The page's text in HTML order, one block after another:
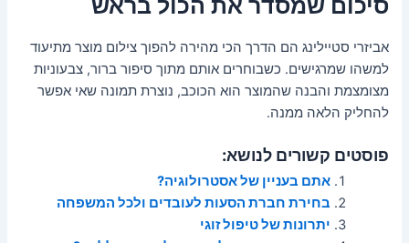
סיכום שמסדר את הכול בראש
אביזרי סטיילינג הם הדרך הכי מהירה להפוך צילום מוצר מתיעוד
למשהו שמרגישים. כשבוחרים אותם מתוך סיפור ברור, צבעוניות
מצומצמת והבנה שהמוצר הוא הכוכב, נוצרת תמונה שאי אפשר
להחליק הלאה ממנה.
פוסטים קשורים לנושא:
אתם בעניין של אסטרולוגיה?
בחירת חברת הסעות לעובדים ולכל המשפחה
יתרונות של טיפול זוגי